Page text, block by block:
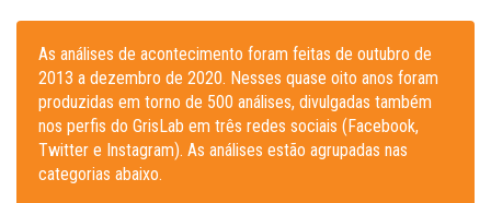
As análises de acontecimento foram feitas de outubro de
2013 a dezembro de 2020. Nesses quase oito anos foram
produzidas em torno de 500 análises, divulgadas também
nos perfis do GrisLab em três redes sociais (Facebook,
Twitter e Instagram). As análises estão agrupadas nas
categorias abaixo.